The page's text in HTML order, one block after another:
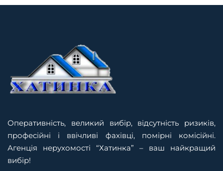
Оперативність, великий вибір, відсутність ризиків,
професійні і ввічливі фахівці, помірні комісійні.
Агенція нерухомості “Хатинка” – ваш найкращий
вибір!